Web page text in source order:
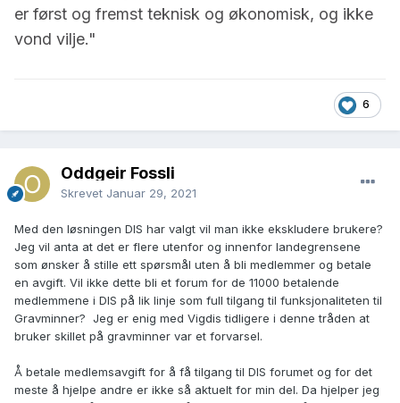
er først og fremst teknisk og økonomisk, og ikke
vond vilje."
6
Oddgeir Fossli
Skrevet Januar 29, 2021
Med den løsningen DIS har valgt vil man ikke ekskludere brukere?
Jeg vil anta at det er flere utenfor og innenfor landegrensene
som ønsker å stille ett spørsmål uten å bli medlemmer og betale
en avgift. Vil ikke dette bli et forum for de 11000 betalende
medlemmene i DIS på lik linje som full tilgang til funksjonaliteten til
Gravminner? Jeg er enig med Vigdis tidligere i denne tråden at
bruker skillet på gravminner var et forvarsel.
Å betale medlemsavgift for å få tilgang til DIS forumet og for det
meste å hjelpe andre er ikke så aktuelt for min del. Da hjelper jeg